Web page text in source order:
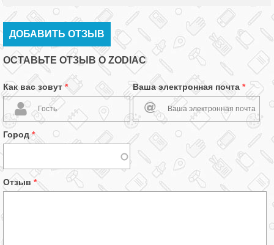
ДОБАВИТЬ ОТЗЫВ
ОСТАВЬТЕ ОТЗЫВ О ZODIAC
Как вас зовут* Ваша электронная почта *
Город*
Отзыв *